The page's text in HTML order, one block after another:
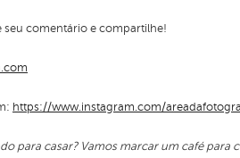
seu comentário e compartilhe!
https://www.instagram.com/
para casar? Vamos marcar um café